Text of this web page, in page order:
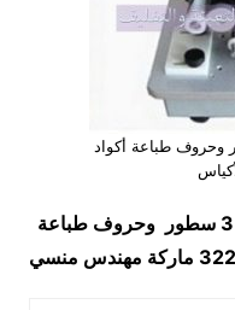
تاريخ يدوي 3 سطور وحروف طباعة أكواد
ماكينة طباعة تاريخ يدوي 3 سطور وحروف طباعة